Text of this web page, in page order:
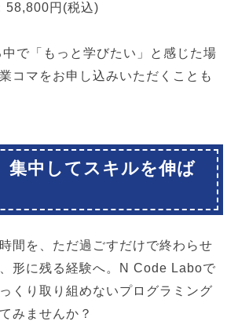
58,800円(税込)
で「もっと学びたい」と感じた場
コマをお申し込みいただくことも
集中してスキルを伸ば
間を、ただ過ごすだけで終わらせ
形に残る経験へ。N Code Laboで
くり取り組めないプログラミング
みませんか？